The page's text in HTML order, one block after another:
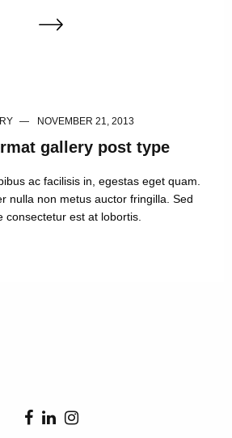
NOVEMBER 21, 2013
gallery post type
ac facilisis in, egestas eget quam.
nulla non metus auctor fringilla. Sed
consectetur est at lobortis.